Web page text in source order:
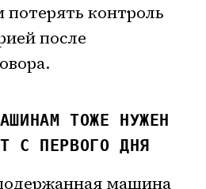
потерять контроль
после
ТОЖЕ НУЖЕН
С ПЕРВОГО ДНЯ
машина